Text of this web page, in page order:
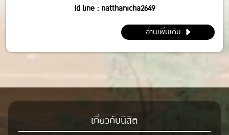
Id line : natthanicha2649
IG : @_m.mintt_
พี่โฟร์ (086-339-3381)
Id line : fourbrabra424
อ่านเพิ่มเติม
เกี่ยวกับนิสิต